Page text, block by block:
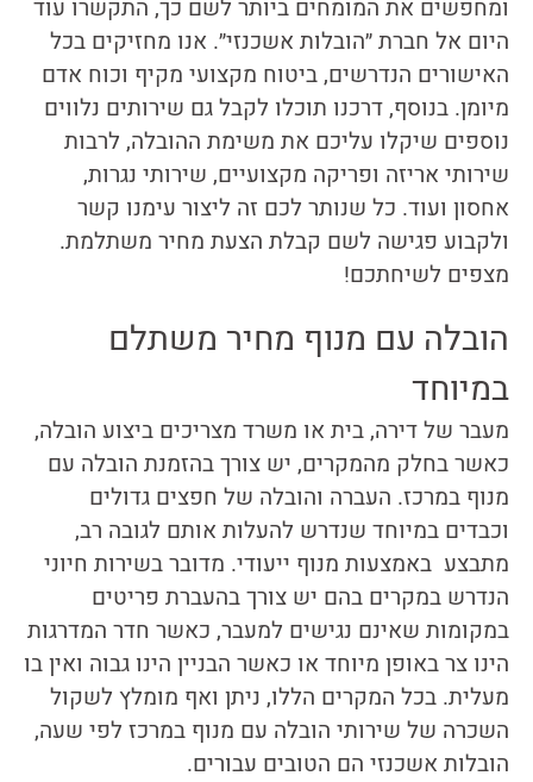
ומחפשים את המומחים ביותר לשם כך, התקשרו עוד
היום אל חברת ״הובלות אשכנזי״. אנו מחזיקים בכל
האישורים הנדרשים, ביטוח מקצועי מקיף וכוח אדם
מיומן. בנוסף, דרכנו תוכלו לקבל גם שירותים נלווים
נוספים שיקלו עליכם את משימת ההובלה, לרבות
שירותי אריזה ופריקה מקצועיים, שירותי נגרות,
אחסון ועוד. כל שנותר לכם זה ליצור עימנו קשר
ולקבוע פגישה לשם קבלת הצעת מחיר משתלמת.
מצפים לשיחתכם!
הובלה עם מנוף מחיר משתלם
במיוחד
מעבר של דירה, בית או משרד מצריכים ביצוע הובלה,
כאשר בחלק מהמקרים, יש צורך בהזמנת הובלה עם
מנוף במרכז. העברה והובלה של חפצים גדולים
וכבדים במיוחד שנדרש להעלות אותם לגובה רב,
מתבצע באמצעות מנוף ייעודי. מדובר בשירות חיוני
הנדרש במקרים בהם יש צורך בהעברת פריטים
במקומות שאינם נגישים למעבר, כאשר חדר המדרגות
הינו צר באופן מיוחד או כאשר הבניין הינו גבוה ואין בו
מעלית. בכל המקרים הללו, ניתן ואף מומלץ לשקול
השכרה של שירותי הובלה עם מנוף במרכז לפי שעה,
הובלות אשכנזי הם הטובים עבורים.